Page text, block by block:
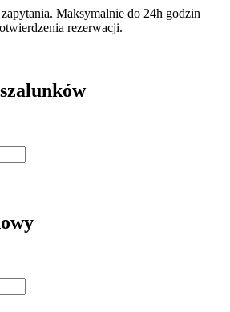
Maksymalnie do 24h godzin
rezerwacji.